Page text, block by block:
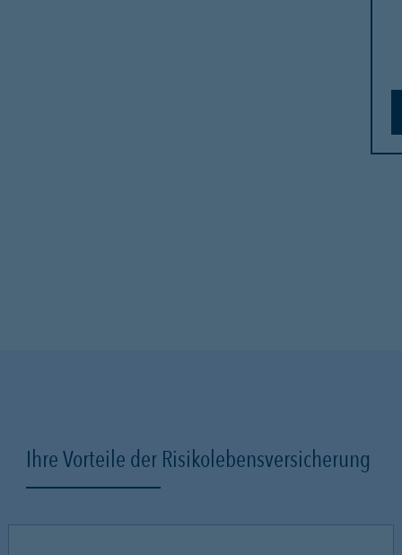
Ihre Vorteile der Risikolebensversicherung